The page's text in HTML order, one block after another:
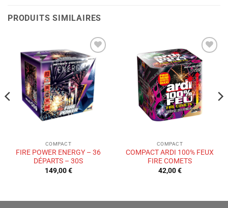
PRODUITS SIMILAIRES
Ajouter
à la liste
de
souhaits
COMPACT
FIRE POWER ENERGY – 36
DÉPARTS – 30S
149,00€
Ajouter
à la liste
de
souhaits
COMPACT
COMPACT ARDI 100% FEUX
FIRE COMETS
42,00€